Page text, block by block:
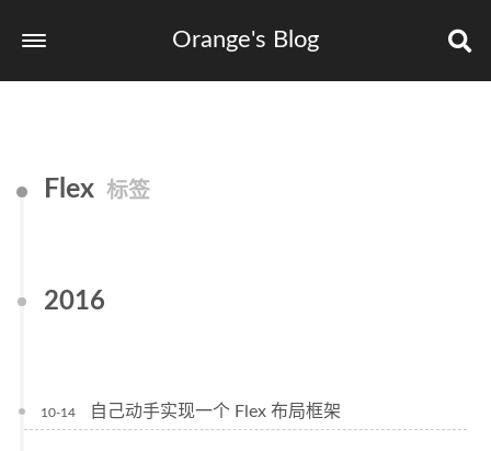
Orange's Blog
Flex 标签
2016
10-14 自己动手实现一个 Flex 布局框架